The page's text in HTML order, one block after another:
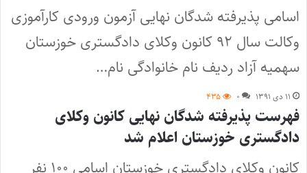
اسامی پذیرفته شدگان نهایی آزمون ورودی کارآموزی
وکالت سال ۹۲ کانون وکلای دادگستری خوزستان
سهمیه آزاد ردیف نام خانوادگی نام…
۱۱ دی ۱۳۹۱ ۰ ۴۳۵
فهرست پذیرفته شدگان نهایی کانون وکلای
دادگستری خوزستان اعلام شد
کانون وکلای دادگستری خوزستان اسامی ۱۰۰ نفر